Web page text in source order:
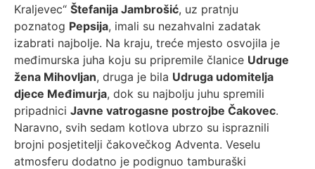
Kraljevec“ Štefanija Jambrošić, uz pratnju
poznatog Pepsija, imali su nezahvalni zadatak
izabrati najbolje. Na kraju, treće mjesto osvojila je
međimurska juha koju su pripremile članice Udruge
žena Mihovljan, druga je bila Udruga udomitelja
djece Međimurja, dok su najbolju juhu spremili
pripadnici Javne vatrogasne postrojbe Čakovec.
Naravno, svih sedam kotlova ubrzo su ispraznili
brojni posjetitelji čakovečkog Adventa. Veselu
atmosferu dodatno je podignuo tamburaški